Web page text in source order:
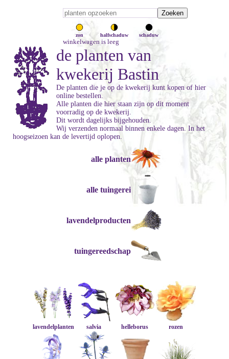
zon halfschaduw schaduw
winkelwagen is leeg
de planten van
kwekerij Bastin
De planten die je op de kwekerij kunt kopen of hier
online bestellen.
Alle planten die hier staan zijn op dit moment
voorradig op de kwekerij.
Dit wordt dagelijks bijgehouden.
Wij verzenden normaal binnen enkele dagen. In het
hoogseizoen kan de levertijd oplopen.
alle planten
alle tuingerei
lavendelproducten
tuingereedschap
lavendelplanten salvia helleborus rozen